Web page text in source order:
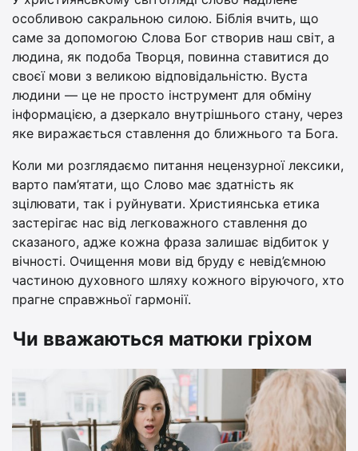
особливою сакральною силою. Біблія вчить, що
саме за допомогою Слова Бог створив наш світ, а
людина, як подоба Творця, повинна ставитися до
своєї мови з великою відповідальністю. Вуста
людини — це не просто інструмент для обміну
інформацією, а дзеркало внутрішнього стану, через
яке виражається ставлення до ближнього та Бога.
Коли ми розглядаємо питання нецензурної лексики,
варто пам’ятати, що Слово має здатність як
зцілювати, так і руйнувати. Християнська етика
застерігає нас від легковажного ставлення до
сказаного, адже кожна фраза залишає відбиток у
вічності. Очищення мови від бруду є невід’ємною
частиною духовного шляху кожного віруючого, хто
прагне справжньої гармонії.
Чи вважаються матюки гріхом